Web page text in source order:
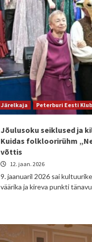
Järelkaja Peterburi Eesti
Jõulusoku seiklused ja
Kuidas folkloorirühm
võttis
12. jaan. 2026
9. jaanuaril 2026 sai
väärika ja kireva punkti